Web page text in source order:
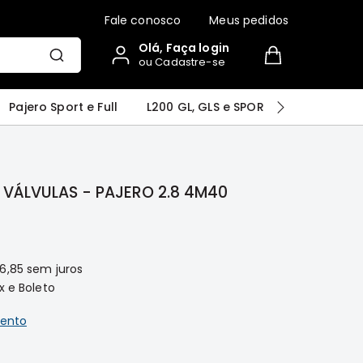
Fale conosco Meus pedidos
Olá, Faça login
ou Cadastre-se
Pajero Sport e Full L200 GL, GLS e SPORT
- PAJERO 2.8 4M40
sem juros
e Boleto